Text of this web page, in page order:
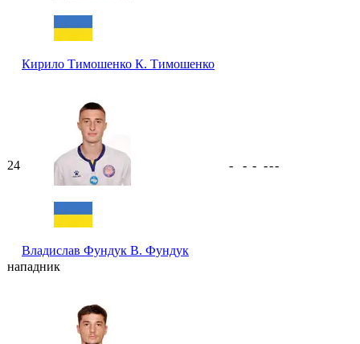
Кирило Тимошенко К. Тимошенко
24
Владислав Фундук В. Фундук
- - - ---
нападник